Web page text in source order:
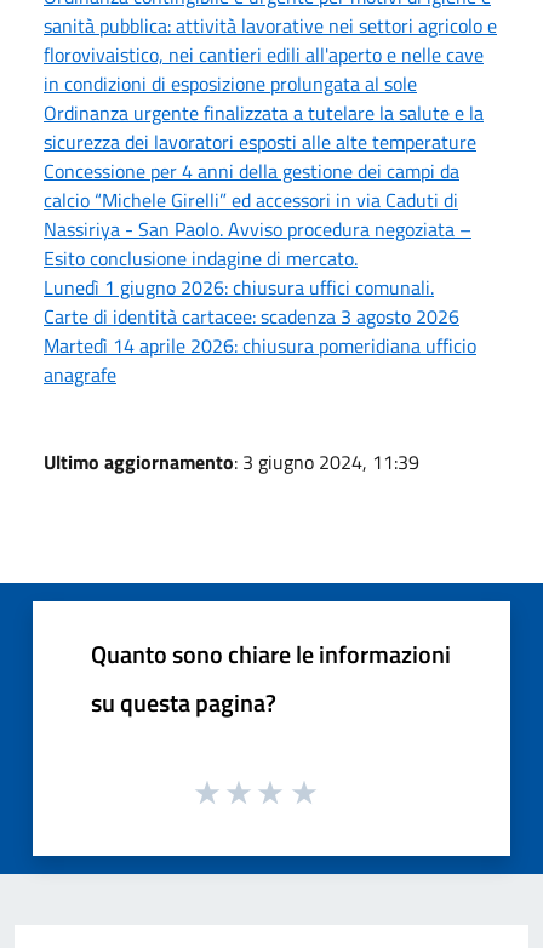
sanità pubblica: attività lavorative nei settori agricolo e
florovivaistico, nei cantieri edili all'aperto e nelle cave
in condizioni di esposizione prolungata al sole
Ordinanza urgente finalizzata a tutelare la salute e la
sicurezza dei lavoratori esposti alle alte temperature
Concessione per 4 anni della gestione dei campi da
calcio “Michele Girelli” ed accessori in via Caduti di
Nassiriya - San Paolo. Avviso procedura negoziata –
Esito conclusione indagine di mercato.
Lunedì 1 giugno 2026: chiusura uffici comunali.
Carte di identità cartacee: scadenza 3 agosto 2026
Martedì 14 aprile 2026: chiusura pomeridiana ufficio
anagrafe
Ultimo aggiornamento: 3 giugno 2024, 11:39
Quanto sono chiare le informazioni
su questa pagina?